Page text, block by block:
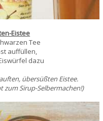
Eistee
Tee
auffüllen,
dazu
übersüßten Eistee.
zum Sirup-Selbermachen!)